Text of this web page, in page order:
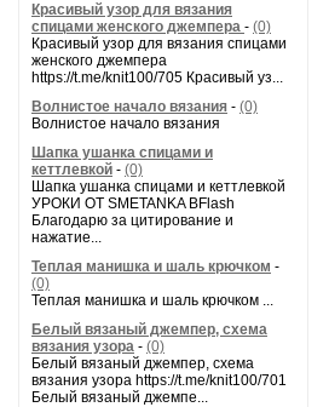
Красивый узор для вязания
спицами женского джемпера - (0)
Красивый узор для вязания спицами
женского джемпера
https://t.me/knit100/705 Красивый уз...
Волнистое начало вязания - (0)
Волнистое начало вязания
Шапка ушанка спицами и
кеттлевкой - (0)
Шапка ушанка спицами и кеттлевкой
УРОКИ ОТ SMETANKA BFlash
Благодарю за цитирование и
нажатие...
Теплая манишка и шаль крючком -
(0)
Теплая манишка и шаль крючком ...
Белый вязаный джемпер, схема
вязания узора - (0)
Белый вязаный джемпер, схема
вязания узора https://t.me/knit100/701
Белый вязаный джемпе...